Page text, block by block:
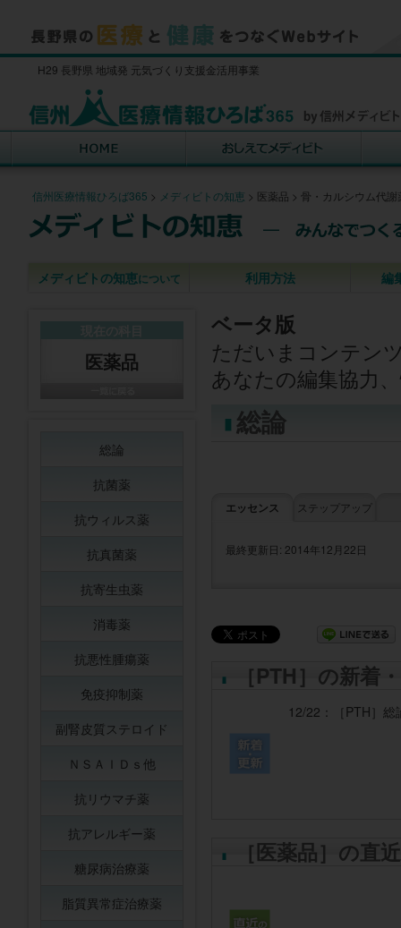
H29 長野県 地域発 元気づくり支援金活用事業
信州医療情報ひろば365 > メディビトの知恵 > 医薬品 > 骨・カルシウム代謝
メディビトの知恵について 利用方法 編
ベータ版
ただいまコンテン
あなたの編集協力
総論
エッセンス ステップアップ
最終更新日: 2014年12月22日
［PTH］の新着
12/22： ［PTH］ 総
［医薬品］の直
医薬品
総論
抗菌薬
抗ウィルス薬
抗真菌薬
抗寄生虫薬
消毒薬
抗悪性腫瘍薬
免疫抑制薬
副腎皮質ステロイド
ＮＳＡＩＤｓ他
抗リウマチ薬
抗アレルギー薬
糖尿病治療薬
脂質異常症治療薬